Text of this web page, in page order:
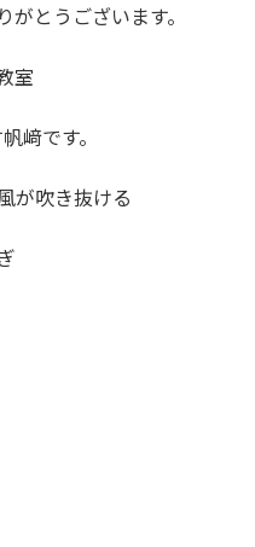
とうございます。
室
﨑です。
が吹き抜ける